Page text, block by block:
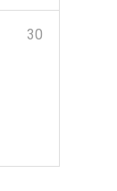
30